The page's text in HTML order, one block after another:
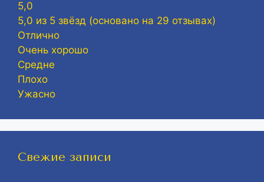
5,0
5,0 из 5 звёзд (основано на 29 отзывах)
Отлично
Очень хорошо
Средне
Плохо
Ужасно
Свежие записи